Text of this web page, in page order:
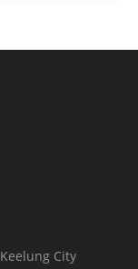
City